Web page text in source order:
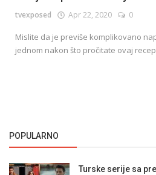
English
tvexposed Apr 22, 2020 0
Mislite da je previše komplikovano
jednom nakon što pročitate ovaj
POPULARNO
Turske serije sa